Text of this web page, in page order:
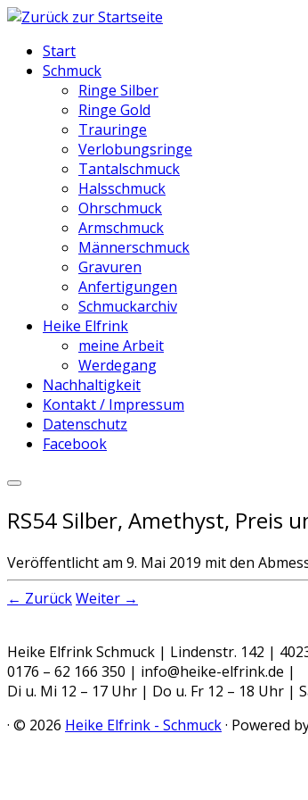
Start
Schmuck
Ringe Silber
Ringe Gold
Trauringe
Verlobungsringe
Tantalschmuck
Halsschmuck
Ohrschmuck
Armschmuck
Männerschmuck
Gravuren
Anfertigungen
Schmuckarchiv
Heike Elfrink
meine Arbeit
Werdegang
Nachhaltigkeit
Kontakt / Impressum
Datenschutz
Facebook
RS54 Silber, Amethyst, Preis
Veröffentlicht am 9. Mai 2019 mit den
← ZurückWeiter →
Heike Elfrink Schmuck | Lindenstr. 142 |
0176 – 62 166 350 | info@heike-elfrink.de |
Di u. Mi 12 – 17 Uhr | Do u. Fr 12 – 18 Uhr |
· © 2026 Heike Elfrink - Schmuck· Powered